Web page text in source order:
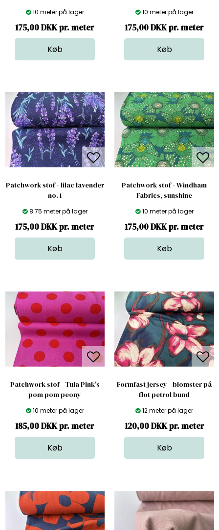
10 meter på lager
175,00 DKK pr. meter
10 meter på lager
175,00 DKK pr. meter
Patchwork stof - lilac lavender
no. 1
8.75 meter på lager
175,00 DKK pr. meter
Patchwork stof - Windham
Fabrics, sunshine
10 meter på lager
175,00 DKK pr. meter
Patchwork stof - Tula Pink's
pom pom peony
10 meter på lager
185,00 DKK pr. meter
Formfast jersey - blomster på
flot petrol bund
12 meter på lager
120,00 DKK pr. meter